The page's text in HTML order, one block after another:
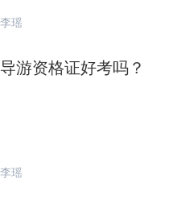
李瑶
导游资格证好考吗？
李瑶